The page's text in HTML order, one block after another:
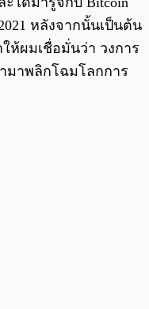
หลังจากนั้นเป็นต้น
ห้ผมเชื่อมั่นว่า วงการ
มาพลิกโฉมโลกการ